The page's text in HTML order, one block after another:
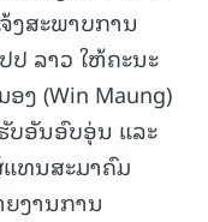
ງສະພາບການ
ປ ລາວ ໃຫ້ຄະນະ
ງ (Win Maung)
ບອັນອົບອຸ່ນ ແລະ
ທນສະມາຄົມ
ງານການ